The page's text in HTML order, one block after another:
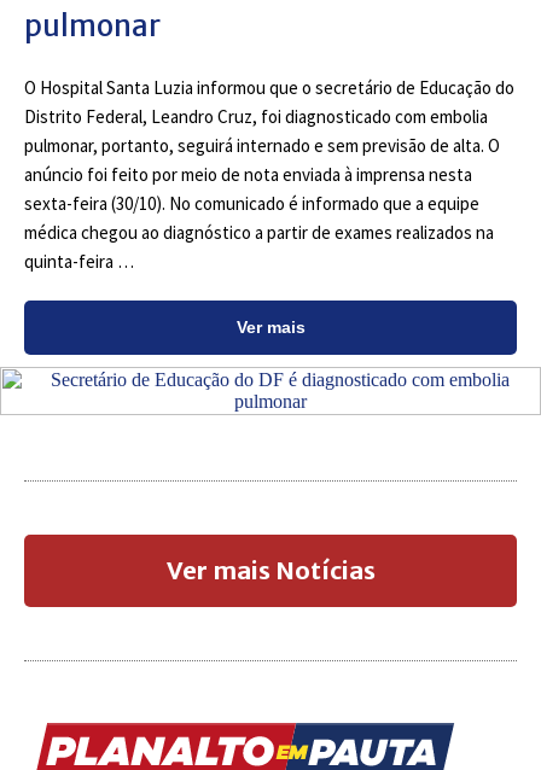
pulmonar
O Hospital Santa Luzia informou que o secretário de Educação do
Distrito Federal, Leandro Cruz, foi diagnosticado com embolia
pulmonar, portanto, seguirá internado e sem previsão de alta. O
anúncio foi feito por meio de nota enviada à imprensa nesta
sexta-feira (30/10). No comunicado é informado que a equipe
médica chegou ao diagnóstico a partir de exames realizados na
quinta-feira …
Ver mais
Ver mais Notícias